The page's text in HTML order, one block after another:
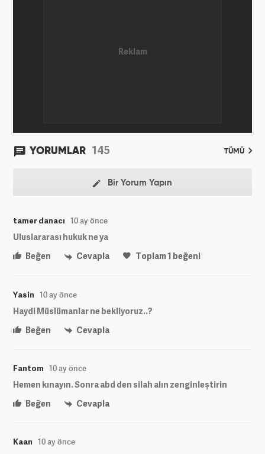
YORUMLAR 145 TÜMÜ
Bir Yorum Yapın
tamer danacı 10 ay önce
Uluslararası hukuk ne ya
Beğen
Cevapla Toplam1 beğeni
Yasin 10 ay önce
Haydi Müslümanlar ne bekliyoruz..?
Beğen
Cevapla
Fantom 10 ay önce
Hemen kınayın. Sonra abd den silah alın zenginleştirin
Beğen
Cevapla
Kaan 10 ay önce